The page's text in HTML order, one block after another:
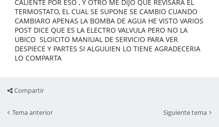
CALIENTE POR ESO , Y OTRO ME DIJO QUE REVISARA EL
TERMOSTATO, EL CUAL SE SUPONE SE CAMBIO CUANDO
CAMBIARO APENAS LA BOMBA DE AGUA HE VISTO VARIOS
POST DICE QUE ES LA ELECTRO VALVULA PERO NO LA
UBICO SLOICITO MANIUAL DE SERVICIO PARA VER
DESPIECE Y PARTES SI ALGUUIEN LO TIENE AGRADECERIA
LO COMPARTA
Compartir
Tema anterior Siguiente tema